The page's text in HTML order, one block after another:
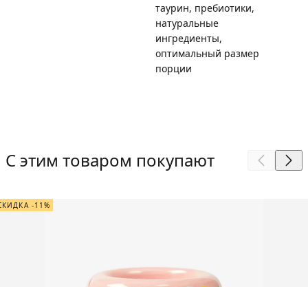
таурин, пребиотики,
натуральные
ингредиенты,
оптимальный размер
порции
С этим товаром покупают
-11%